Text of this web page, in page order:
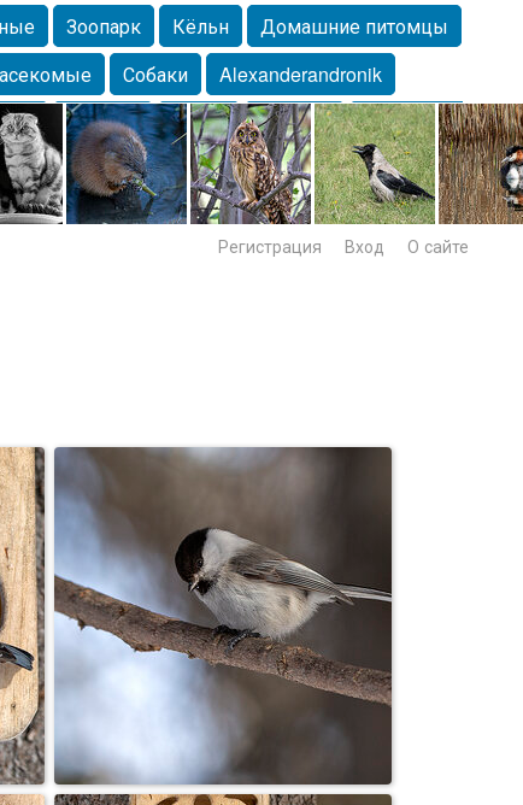
Зоопарк Кёльн
Домашние питомцы
Собаки
Alexanderandronik
Собачка Осень Портрет
Домашние
Lebert Дикие птицы Утка Самара
Лебеди
Регистрация Вход О сайте